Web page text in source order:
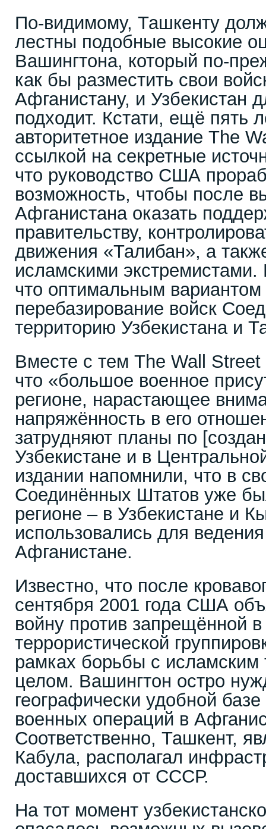
По-видимому, Ташкенту
лестны подобные высокие
Вашингтона, который по-
как бы разместить свои
Афганистану, и Узбекистан
подходит. Кстати, ещё пять
авторитетное издание The
ссылкой на секретные
что руководство США
возможность, чтобы после
Афганистана оказать
правительству,
движения «Талибан», а
исламскими экстремистами.
что оптимальным
перебазирование войск
территорию Узбекистана и
Вместе с тем The Wall
что «большое военное
регионе, нарастающее
напряжённость в его
затрудняют планы по
Узбекистане и в
издании напомнили, что в
Соединённых Штатов уже
регионе – в Узбекистане и
использовались для
Афганистане.
Известно, что после
сентября 2001 года США
войну против запрещённой
террористической
рамках борьбы с исламским
целом. Вашингтон остро
географически удобной
военных операций в
Соответственно, Ташкент,
Кабула, располагал
доставшихся от СССР.
На тот момент